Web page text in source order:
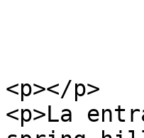
<p></p>
<p>La